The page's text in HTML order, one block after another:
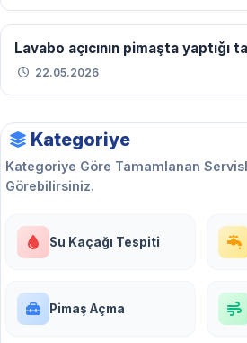
Lavabo açıcının pimaşta yaptığı
22.05.2026
Kategoriye
Kategoriye Göre Tamamlanan
Görebilirsiniz.
Su Kaçağı Tespiti
Pimaş Açma